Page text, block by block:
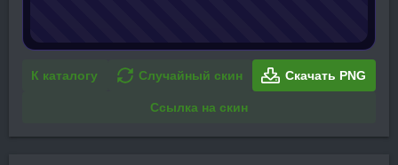
К каталогу Случайный скин Скачать PNG
Ссылка на скин